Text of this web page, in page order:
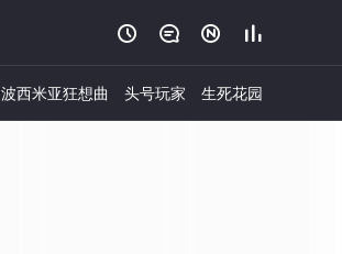
   
波西米亚狂想曲 头号玩家 生死花园